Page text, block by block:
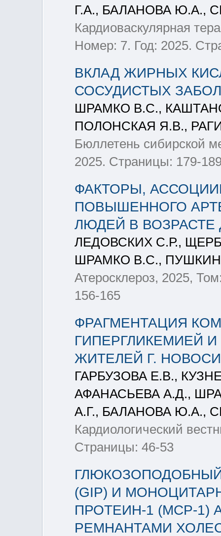
Г.А., БАЛАНОВА Ю.А.,
Кардиоваскулярная
Номер: 7. Год: 2025.
ВКЛАД ЖИРНЫХ
СОСУДИСТЫХ
ШРАМКО В.С.,
ПОЛОНСКАЯ Я.В.,
Бюллетень сибирской
2025. Страницы: 179-
ФАКТОРЫ,
ПОВЫШЕННОГО
ЛЮДЕЙ В ВОЗРАСТЕ
ЛЕДОВСКИХ С.Р.,
ШРАМКО В.С.,
Атеросклероз, 2025,
156-165
ФРАГМЕНТАЦИЯ
ГИПЕРГЛИКЕМИЕЙ
ЖИТЕЛЕЙ Г.
ГАРБУЗОВА Е.В.,
АФАНАСЬЕВА А.Д.,
А.Г., БАЛАНОВА Ю.А.,
Кардиологический
Страницы: 46-53
(GIP) И
ПРОТЕИН-1 (MCP-
РЕМНАНТАМИ